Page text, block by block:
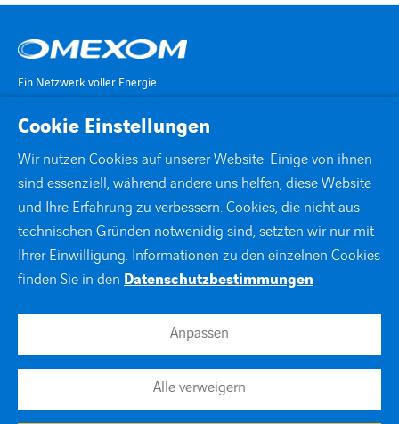
Ein Netzwerk voller Energie.
STANDORTE
DOWNLOADS
Cookie Einstellungen
Wir nutzen Cookies auf unserer Website. Einige von ihnen
sind essenziell, während andere uns helfen, diese Website
und Ihre Erfahrung zu verbessern. Cookies, die nicht aus
technischen Gründen notwenidig sind, setzten wir nur mit
Ihrer Einwilligung. Informationen zu den einzelnen Cookies
finden Sie in den Datenschutzbestimmungen
Anpassen
Alle verweigern